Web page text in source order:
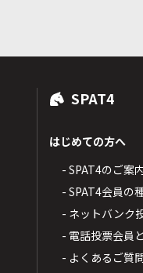
SPAT4
はじめての方へ
- SPAT4のご案
- SPAT4会員の
- ネットバンク
- 電話投票会員
- よくあるご質